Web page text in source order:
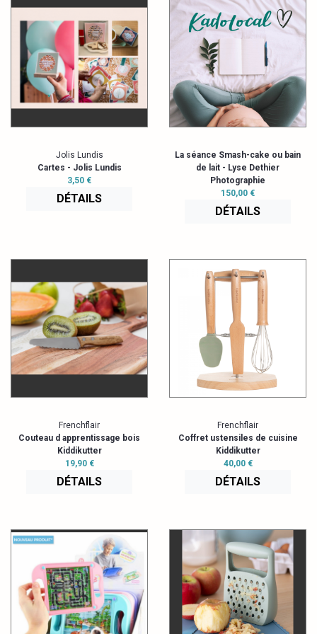
Jolis Lundis
Cartes - Jolis Lundis
3,50 €
DÉTAILS
La séance Smash-cake ou bain
de lait - Lyse Dethier
Photographie
150,00 €
DÉTAILS
Frenchflair
Couteau d apprentissage bois
Kiddikutter
19,90 €
DÉTAILS
Frenchflair
Coffret ustensiles de cuisine
Kiddikutter
40,00 €
DÉTAILS